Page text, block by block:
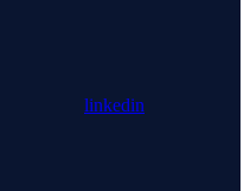
linkedin